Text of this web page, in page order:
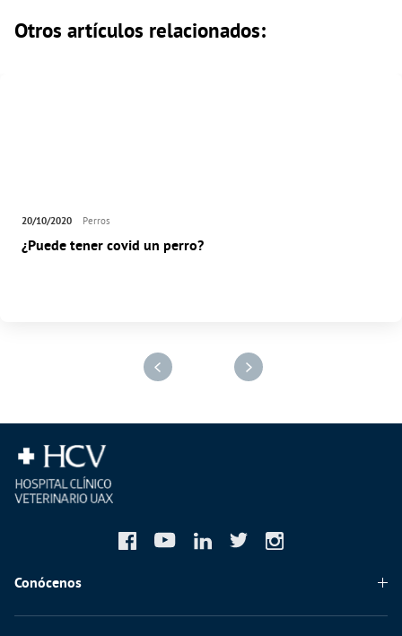
Otros artículos relacionados:
20/10/2020 Perros
¿Puede tener covid un perro?
Conócenos
Quiénes somos